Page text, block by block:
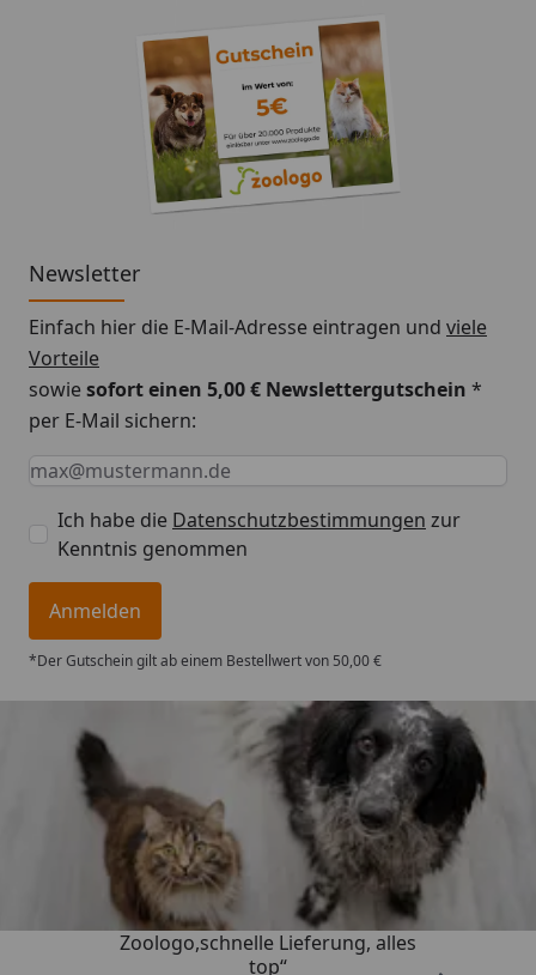
Newsletter
Einfach hier die E-Mail-Adresse eintragen und viele
Vorteile
sowiesofort einen 5,00 € Newslettergutschein *
per E-Mail sichern:
Keine Eingabe erforderlich
Eingabe erforderlich
E-Mail *
Ich habe die Datenschutzbestimmungen zur
Kenntnis genommen
Anmelden
*Der Gutschein gilt ab einem Bestellwert von 50,00 €
Trusted Shops
4,74/ 5
„Gute Erfahrung mit
Zoologo,schnelle Lieferung, alles
top“